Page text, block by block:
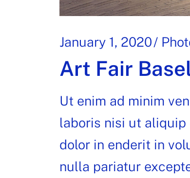
January 1, 2020
Art Fair
Ut enim ad minim
laboris nisi ut aliquip
dolor in enderit in
nulla pariatur